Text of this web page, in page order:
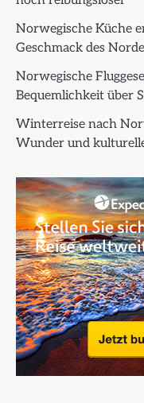
Norwegische Küche
Geschmack des
Norwegische
Bequemlichkeit über
Winterreise nach
Wunder und